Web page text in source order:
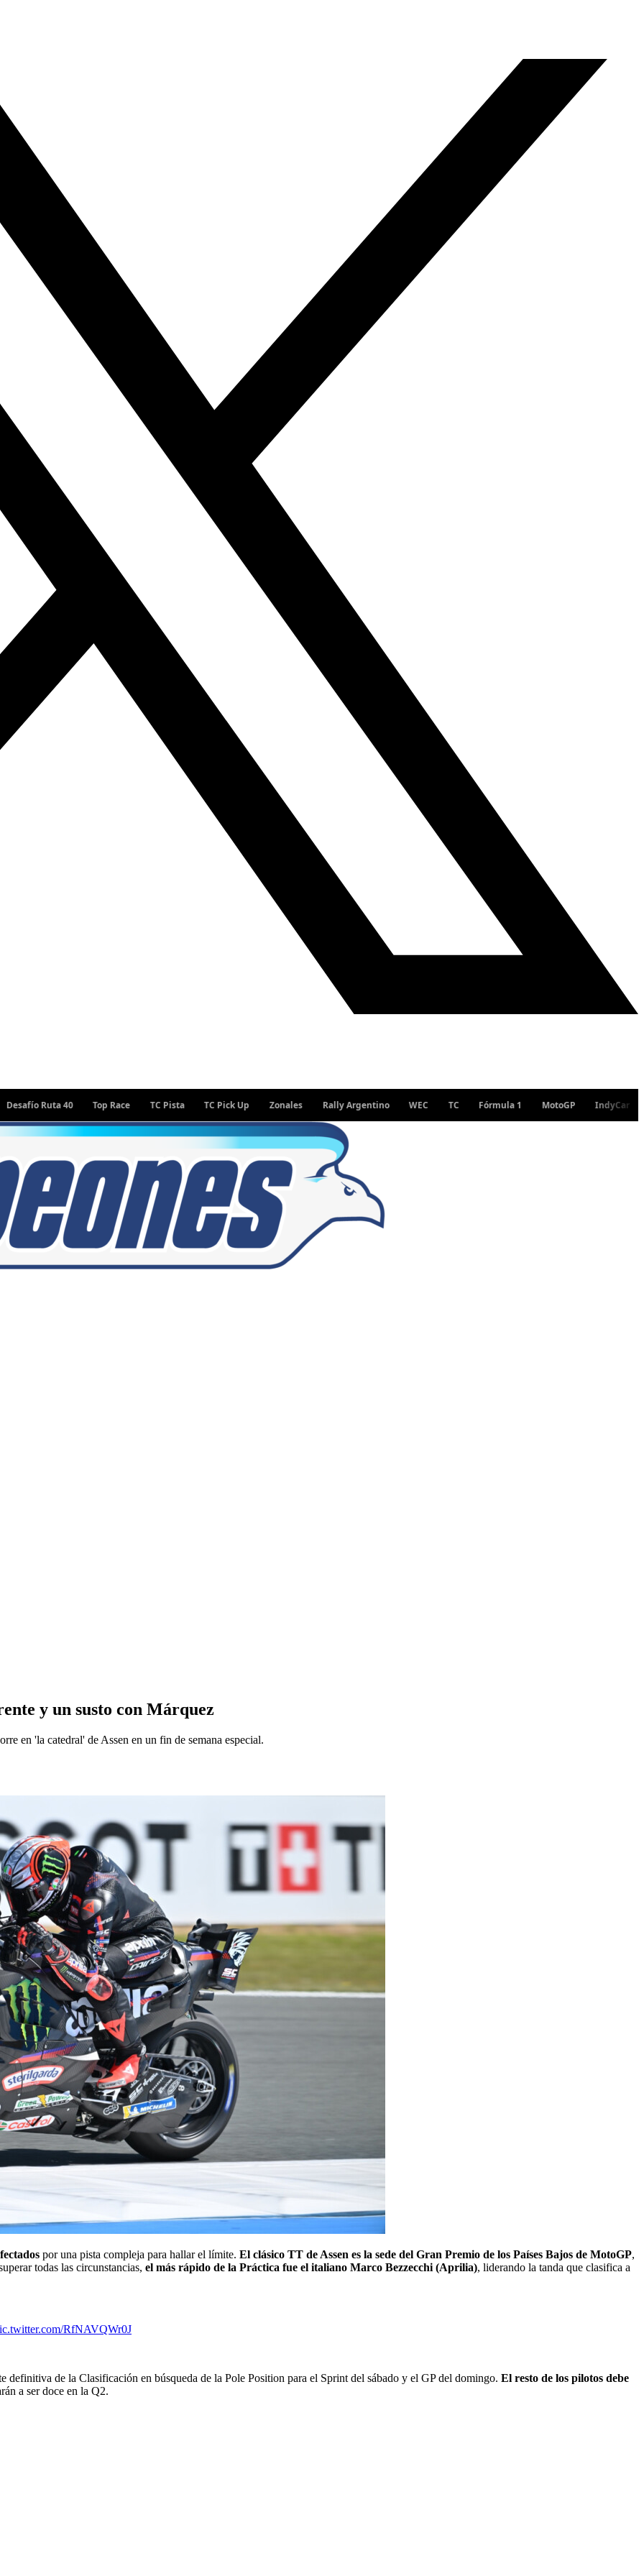
Ruta 40 Top Race TC Pista TC Pick Up Zonales Rally Argentino WEC TC Fórmula 1 MotoGP IndyCar WRC
y un susto con Márquez
en 'la catedral' de Assen en un fin de semana especial.
por una pista compleja para hallar el límite. El clásico TT de Assen es la sede del Gran Premio de los Países Bajos de MotoGP,
todas las circunstancias, el más rápido de la Práctica fue el italiano Marco Bezzecchi (Aprilia), liderando la tanda que clasifica a
RfNAVQWr0J
definitiva de la Clasificación en búsqueda de la Pole Position para el Sprint del sábado y el GP del domingo. El resto de los pilotos debe
a ser doce en la Q2.